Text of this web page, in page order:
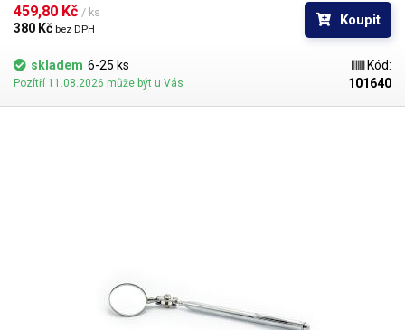
pak zůstávají volné k práci -
. ​Lupa může být použita také
jako stolní lupa. V těle má umístěny dva páry sklápěcích nožiček, díky
459,80 Kč / ks
380 Kč bez DPH
Koupit
skladem 6-25 ks
Pozítří 11.08.2026 může být u Vás
Kód:
101640